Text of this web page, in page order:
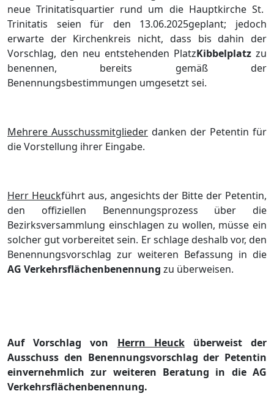
neue Trinitatisquartier rund um die Hauptkirche St.
Trinitatis seien für den 13.06.2025geplant; jedoch
erwarte der Kirchenkreis nicht, dass bisdahin der
Vorschlag, den neu entstehenden PlatzKibbelplatz zu
benennen, bereits gemäßder
Benennungsbestimmungen umgesetztsei.
Mehrere Ausschussmitglieder danken der Petentin für
die Vorstellung ihrer Eingabe.
Herr Heuckführt aus, angesichtsder Bitte der Petentin,
den offiziellen Benennungsprozess über die
Bezirksversammlung einschlagen zu wollen, müsse ein
solcher gut vorbereitet sein. Er schlage deshalb vor, den
Benennungsvorschlag zur weiteren Befassung in die
AG Verkehrsflächenbenennung zu überweisen.
Auf Vorschlag von Herrn Heucküberweist der
Ausschuss den Benennungsvorschlag der Petentin
einvernehmlich zur weiteren Beratung in die AG
Verkehrsflächenbenennung.